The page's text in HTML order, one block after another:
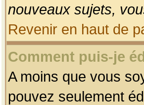
nouveaux sujets,
Revenir en haut de
Comment puis-je
A moins que vous
pouvez seulement